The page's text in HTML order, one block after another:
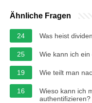
Ähnliche Fragen
24 Was heist
25 Wie kann ich
19 Wie teilt man
16
Wieso kann ich
authentifizieren?